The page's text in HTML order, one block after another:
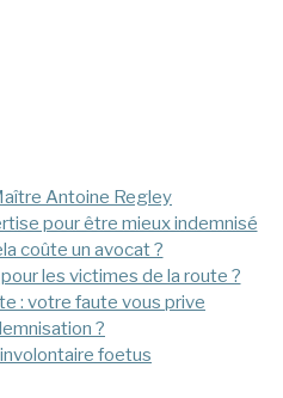
Antoine Regley
pour être mieux indemnisé
coûte un avocat ?
les victimes de la route ?
: votre faute vous prive
?
foetus